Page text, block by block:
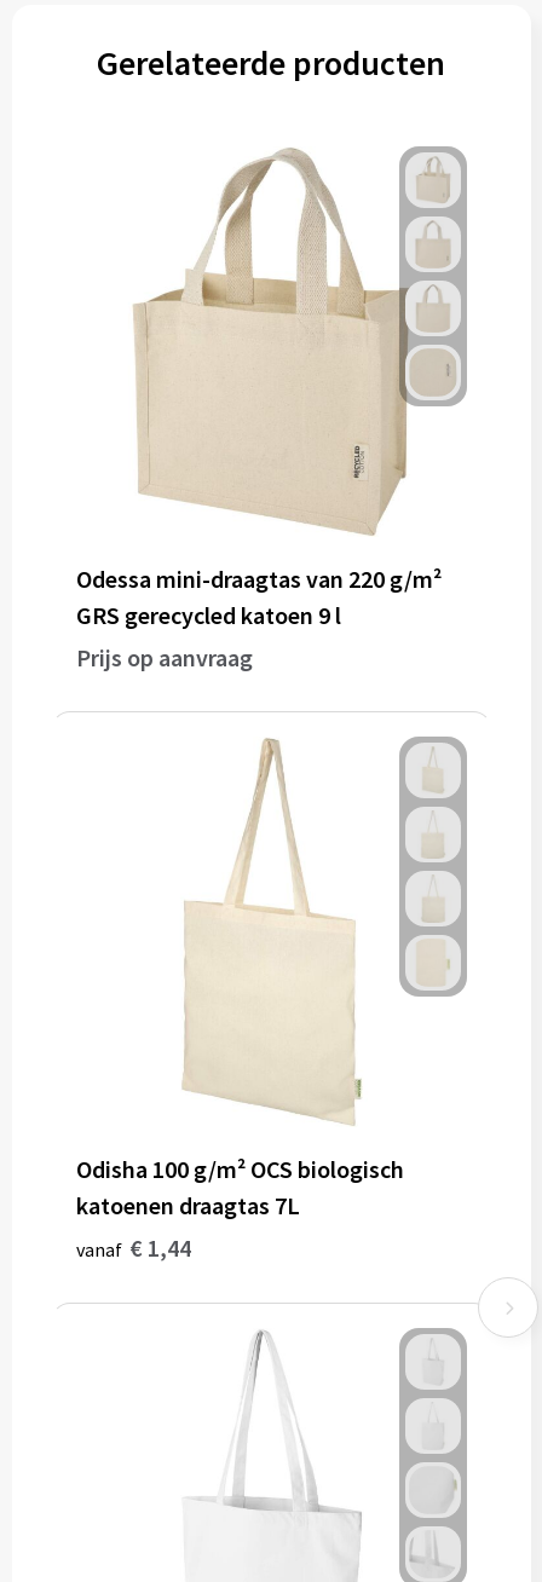
Persoonlijke verzorging
Gerelateerde producten
Odessa mini-draagtas van 220 g/m²
GRS gerecycled katoen 9 l
Prijs op aanvraag
Odisha 100 g/m² OCS biologisch
katoenen draagtas 7L
vanaf € 1,44